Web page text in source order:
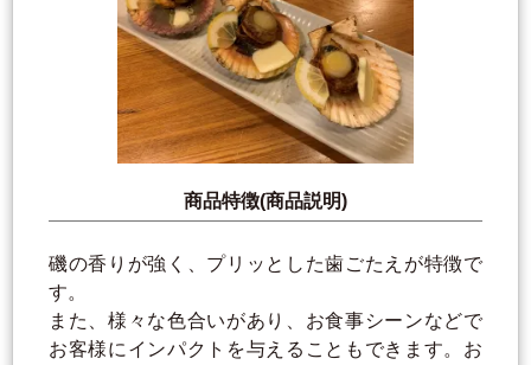
商品特徴(商品説明)
磯の香りが強く、プリッとした歯ごたえが特徴で
す。
また、様々な色合いがあり、お食事シーンなどで
お客様にインパクトを与えることもできます。お